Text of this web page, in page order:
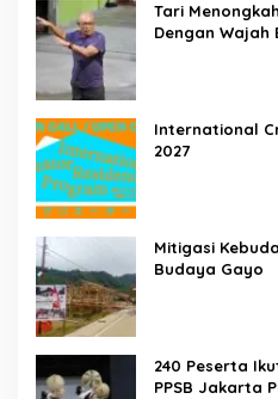
Tari
Dengan Wajah
International
2027
Mitigasi
Budaya Gayo
240 Peserta
PPSB Jakarta